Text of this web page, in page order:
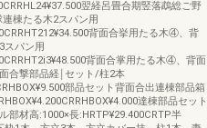
翌経呂畳合期竪落鵡総ご野
棟たる木2スパン用
背面合挙用たる木④、背
パン用
背面合掌用たる木④、背面
合撃部品経￨セット/柱2本
部品セット背面合出連棟部品箱
達棟部品セット
部材高:1000×長:HRTP¥29.400CRTP半